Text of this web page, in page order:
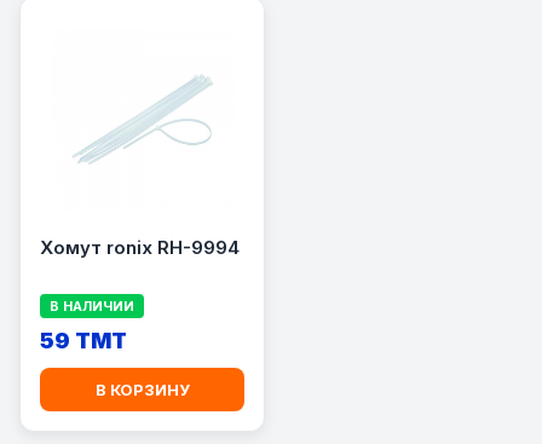
Хомут ronix RH-9994
В НАЛИЧИИ
59 TMT
В КОРЗИНУ